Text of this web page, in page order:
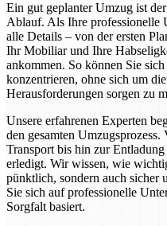
Ein gut geplanter Umzug ist
Ablauf. Als Ihre professionelle
alle Details – von der ersten
Ihr Mobiliar und Ihre
ankommen. So können Sie
konzentrieren, ohne sich um
Herausforderungen sorgen zu
Unsere erfahrenen Experten
den gesamten
Transport bis hin zur
erledigt. Wir wissen, wie
pünktlich, sondern auch sicher
Sie sich auf professionelle
Sorgfalt basiert.